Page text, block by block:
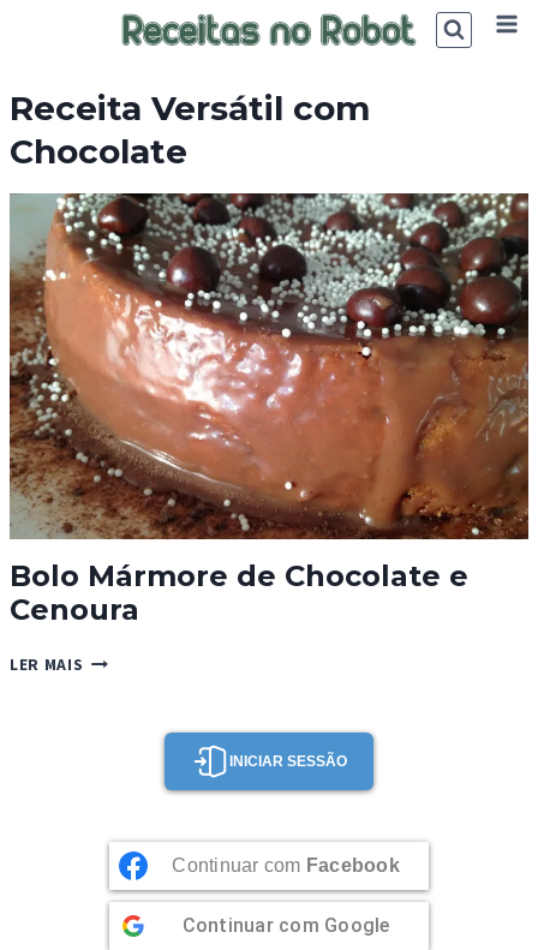
Receita Versátil com
Chocolate
Bolo Mármore de Chocolate e
Cenoura
LER MAIS BOLO
CHOCOLATE
INICIAR SESSÃO
Continuar com Facebook
Continuar com Google